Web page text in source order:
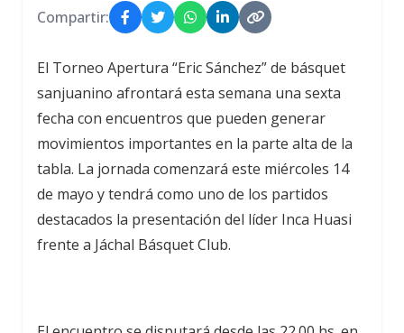
Compartir:
El Torneo Apertura “Eric Sánchez” de básquet
sanjuanino afrontará esta semana una sexta
fecha con encuentros que pueden generar
movimientos importantes en la parte alta de la
tabla. La jornada comenzará este miércoles 14
de mayo y tendrá como uno de los partidos
destacados la presentación del líder Inca Huasi
frente a Jáchal Básquet Club.